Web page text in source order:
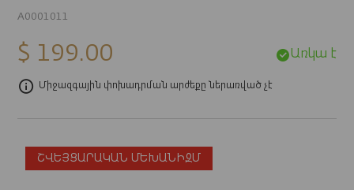
A0001011
$ 199.00 Առկա է
Միջազգային փոխադրման արժեքը ներառված չէ
ՇՎԵՅՑԱՐԱԿԱՆ ՄԵԽԱՆԻԶՄ